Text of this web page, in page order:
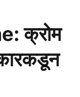
क्रोम